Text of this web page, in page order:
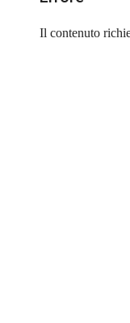
Il contenuto